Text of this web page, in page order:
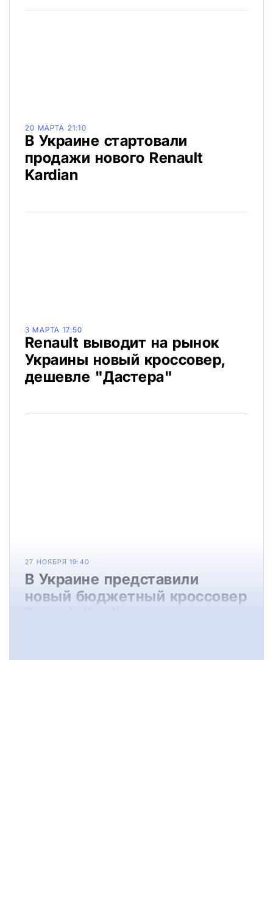
20 МАРТА 21:10
В Украине стартовали
продажи нового Renault
Kardian
3 МАРТА 17:50
Renault выводит на рынок
Украины новый кроссовер,
дешевле "Дастера"
27 НОЯБРЯ 19:40
В Украине представили
новый бюджетный кроссовер